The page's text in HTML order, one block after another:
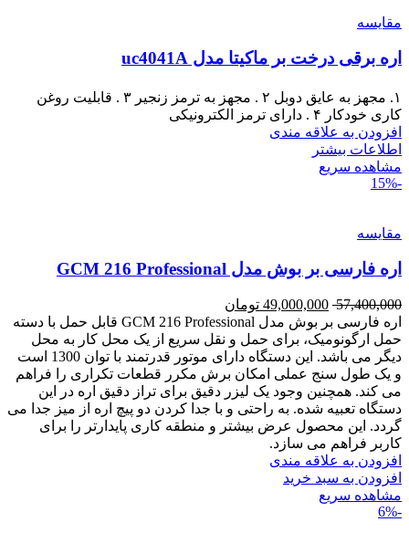
مقایسه
اره برقی درخت بر ماکیتا مدل uc4041A
۱. مجهز به عایق دوبل ۲ . مجهز به ترمز زنجیر ۳ . قابلیت روغن
کاری خودکار ۴ . دارای ترمز الکترونیکی
افزودن به علاقه مندی
اطلاعات بیشتر
مشاهده سریع
-15%
مقایسه
اره فارسی بر بوش مدل GCM 216 Professional
57,400,000
49,000,000 تومان
اره فارسی بر بوش مدل GCM 216 Professional قابل حمل با دسته
حمل ارگونومیک، برای حمل و نقل سریع از یک محل کار به محل
دیگر می باشد. این دستگاه دارای موتور قدرتمند با توان 1300 است
و یک طول سنج عملی امکان برش مکرر قطعات تکراری را فراهم
می کند. همچنین وجود یک لیزر دقیق برای تراز دقیق اره در این
دستگاه تعبیه شده. به راحتی و با جدا کردن دو پیچ اره از میز جدا می
گردد. این محصول عرض بیشتر و منطقه کاری پایدارتر را برای
کاربر فراهم می سازد.
افزودن به علاقه مندی
افزودن به سبد خرید
مشاهده سریع
-6%